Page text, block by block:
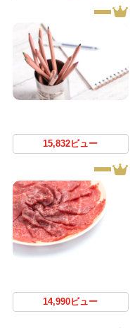
15,832ビュー
14,990ビュー